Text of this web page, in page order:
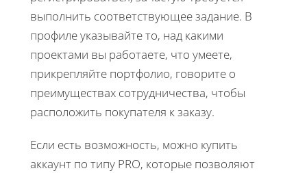
выполнить соответствующее задание. В
профиле указывайте то, над какими
проектами вы работаете, что умеете,
прикрепляйте портфолио, говорите о
преимуществах сотрудничества, чтобы
расположить покупателя к заказу.
Если есть возможность, можно купить
аккаунт по типу PRO, которые позволяют